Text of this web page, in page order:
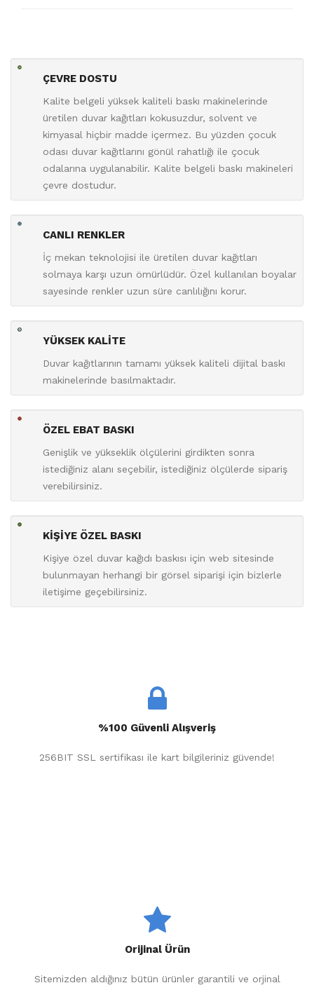
ÇEVRE DOSTU
Kalite belgeli yüksek kaliteli baskı makinelerinde
üretilen duvar kağıtları kokusuzdur, solvent ve
kimyasal hiçbir madde içermez. Bu yüzden çocuk
odası duvar kağıtlarını gönül rahatlığı ile çocuk
odalarına uygulanabilir. Kalite belgeli baskı makineleri
çevre dostudur.
CANLI RENKLER
İç mekan teknolojisi ile üretilen duvar kağıtları
solmaya karşı uzun ömürlüdür. Özel kullanılan boyalar
sayesinde renkler uzun süre canlılığını korur.
YÜKSEK KALİTE
Duvar kağıtlarının tamamı yüksek kaliteli dijital baskı
makinelerinde basılmaktadır.
ÖZEL EBAT BASKI
Genişlik ve yükseklik ölçülerini girdikten sonra
istediğiniz alanı seçebilir, istediğiniz ölçülerde sipariş
verebilirsiniz.
KİŞİYE ÖZEL BASKI
Kişiye özel duvar kağıdı baskısı için web sitesinde
bulunmayan herhangi bir görsel siparişi için bizlerle
iletişime geçebilirsiniz.
%100 Güvenli Alışveriş
256BIT SSL sertifikası ile kart bilgileriniz güvende!
Orijinal Ürün
Sitemizden aldığınız bütün ürünler garantili ve orjinal